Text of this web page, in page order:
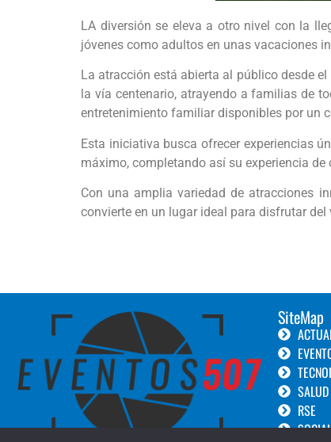
LA diversión se eleva a otro nivel con la
jóvenes como adultos en unas vacaciones
La atracción está abierta al público desde
la vía centenario, atrayendo a familias de
entretenimiento familiar disponibles por un
Esta iniciativa busca ofrecer experiencias
máximo, completando así su experiencia
Con una amplia variedad de atracciones
convierte en un lugar ideal para disfrutar
SiteMap
SALUD
RSE